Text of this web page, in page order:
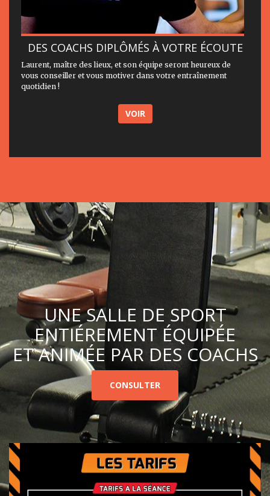
DES COACHS DIPLÔMÉS À VOTRE ÉCOUTE
Laurent, maître des lieux, et son équipe seront heureux de
vous conseiller et vous motiver dans votre entraînement
quotidien !
VOIR
UNE SALLE DE SPORT
ENTIÉREMENT ÉQUIPÉE
ET ANIMÉE PAR DES COACHS
CONSULTER